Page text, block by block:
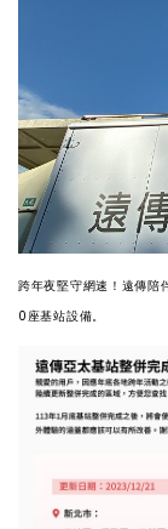
跨年夜堅守網速！遠傳
0座基站設備。